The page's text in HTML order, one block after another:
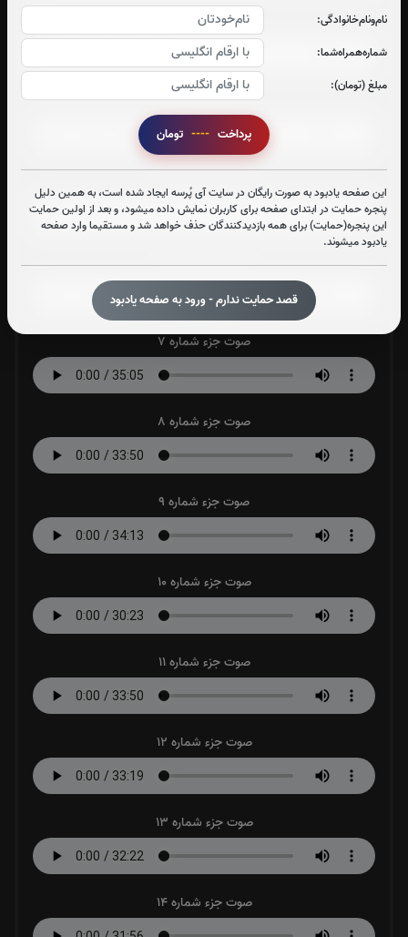
نام‌و‌نام‌خانوادگی:
شماره‌همراه‌شما:
مبلغ (تومان):
پرداخت ----
این صفحه یادبود به صورت رایگان در سایت آی پُرسه ایجاد شده است، به همین دلیل
پنجره حمایت در ابتدای صفحه برای کاربران نمایش داده میشود، و بعد از اولین حمایت
این پنجره(حمایت) برای همه بازدیدکنندگان حذف خواهد شد و مستقیما وارد صفحه
یادبود میشوند.
قصد حمایت ندارم - ورود به صفحه یادبود
صوت جزء شماره 3
صوت جزء شماره 4
صوت جزء شماره 5
صوت جزء شماره 6
صوت جزء شماره 7
صوت جزء شماره 8
صوت جزء شماره 9
صوت جزء شماره 10
صوت جزء شماره 11
صوت جزء شماره 12
صوت جزء شماره 13
صوت جزء شماره 14